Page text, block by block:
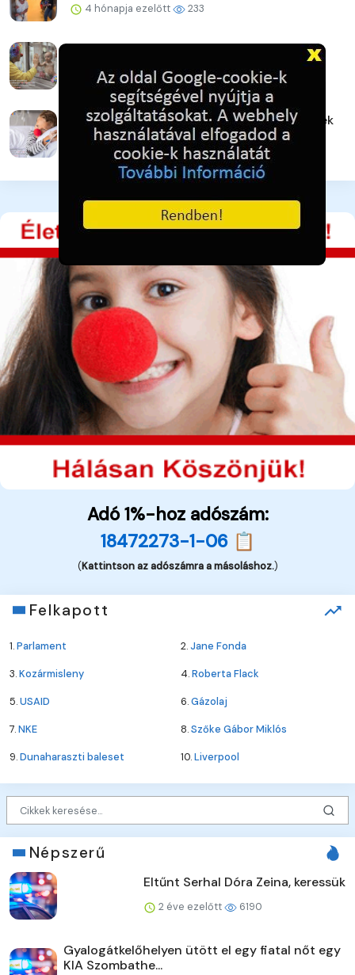
4 hónapja ezelőtt 233
4 hónapja ezelőtt 224
Galéria / Bohócdoktorok, Adó 1% gyermekek
4 hónapja ezelőtt 251
Adó 1%-hoz adószám:
18472273-1-06 📋
(Kattintson az adószámra a másoláshoz.)
Felkapott
1.Parlament 2.Jane Fonda
3.Kozármisleny 4.Roberta Flack
5.USAID 6.Gázolaj
7.NKE 8.Szőke Gábor Miklós
9.Dunaharaszti baleset 10.Liverpool
Népszerű
Eltűnt Serhal Dóra Zeina, keressük
2 éve ezelőtt 6190
Gyalogátkelőhelyen ütött el egy fiatal nőt egy
KIA Szombathe...